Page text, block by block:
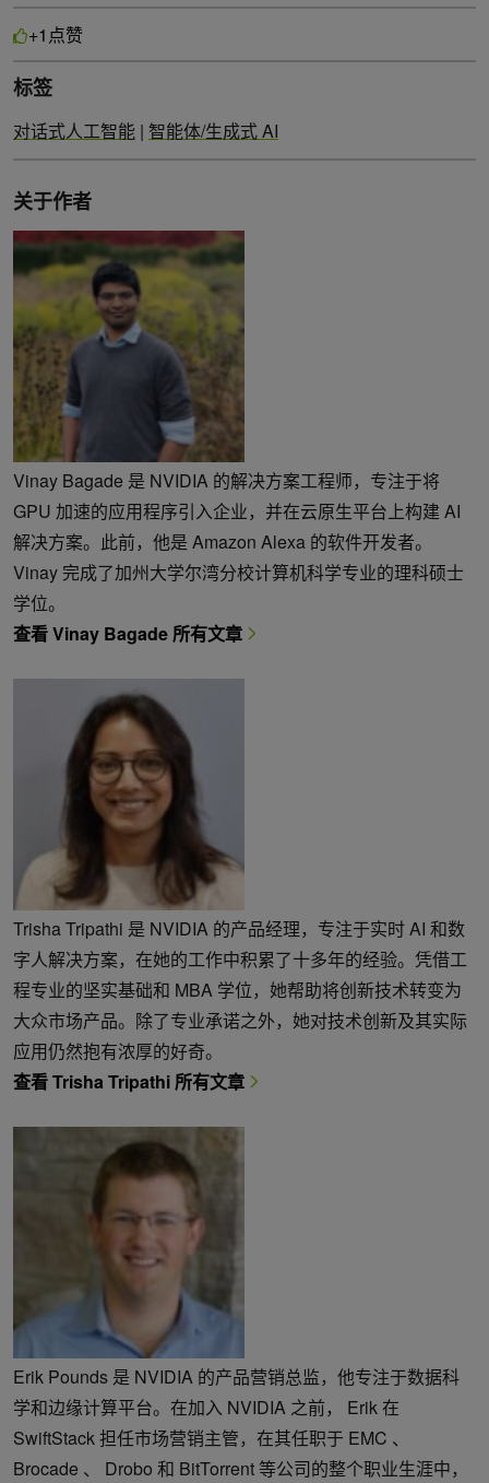
+1 点赞
标签
对话式人工智能 | 智能体/生成式 AI
关于作者
Vinay Bagade 是 NVIDIA 的解决方案工程师，专注于将
GPU 加速的应用程序引入企业，并在云原生平台上构建 AI
解决方案。此前，他是 Amazon Alexa 的软件开发者。
Vinay 完成了加州大学尔湾分校计算机科学专业的理科硕士
学位。
查看 Vinay Bagade 所有文章
Trisha Tripathi 是 NVIDIA 的产品经理，专注于实时 AI 和数
字人解决方案，在她的工作中积累了十多年的经验。凭借工
程专业的坚实基础和 MBA 学位，她帮助将创新技术转变为
大众市场产品。除了专业承诺之外，她对技术创新及其实际
应用仍然抱有浓厚的好奇。
查看 Trisha Tripathi 所有文章
Erik Pounds 是 NVIDIA 的产品营销总监，他专注于数据科
学和边缘计算平台。在加入 NVIDIA 之前， Erik 在
SwiftStack 担任市场营销主管，在其任职于 EMC 、
Brocade 、 Drobo 和 BitTorrent 等公司的整个职业生涯中，